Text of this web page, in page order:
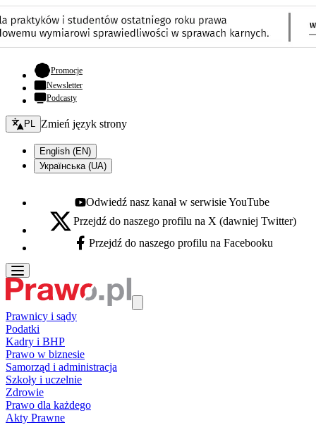
Promocje- otwiera się w nowej karcie
Newsletter
Podcasty
Zmień język - bieżący:
PL Zmień język strony
English (EN)
Українська (UA)
Youtube - otwiera się w nowej karcie
Odwiedź nasz kanał w serwisie YouTube
X - otwiera się w nowej karcie
Przejdź do naszego profilu na X (dawniej Twitter)
Facebook - otwiera się w nowej karcie
Przejdź do naszego profilu na Facebooku
Prawnicy i sądy
Podatki
Kadry i BHP
Prawo w biznesie
Samorząd i administracja
Szkoły i uczelnie
Zdrowie
Prawo dla każdego
Akty Prawne